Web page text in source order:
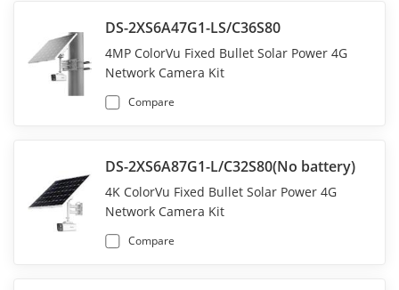
DS-2XS6A47G1-LS/C36S80
4MP ColorVu Fixed Bullet Solar Power 4G
Network Camera Kit
Compare
DS-2XS6A87G1-L/C32S80(No battery)
4K ColorVu Fixed Bullet Solar Power 4G
Network Camera Kit
Compare